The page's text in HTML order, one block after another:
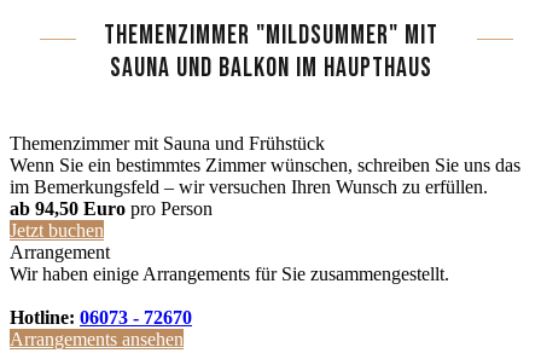
THEMENZIMMER "MILDSUMMER" MIT
SAUNA UND BALKON IM HAUPTHAUS
Themenzimmer mit Sauna und Frühstück
Wenn Sie ein bestimmtes Zimmer wünschen, schreiben Sie uns das
im Bemerkungsfeld – wir versuchen Ihren Wunsch zu erfüllen.
ab 94,50 Euro pro Person
Jetzt buchen
Arrangement
Wir haben einige Arrangements für Sie zusammengestellt.
Hotline: 06073 - 72670
Arrangements ansehen